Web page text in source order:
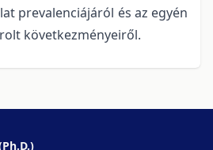
prevalenciájáról és az egyén
következményeiről.